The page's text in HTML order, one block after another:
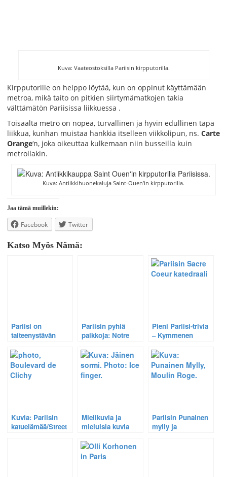
Kuva: Vaateostoksilla Pariisin kirpputorilla.
Kirpputorille on helppo löytää, kun on oppinut käyttämään
metroa, mikä taito on pitkien siirtymämatkojen takia
välttämätön Pariisissa liikkuessa .
Toisaalta metro on nopea, turvallinen ja hyvin edullinen tapa
liikkua, kunhan muistaa hankkia itselleen viikkolipun, ns. Carte
Orange‘n, joka oikeuttaa kulkemaan niin busseilla kuin
metrollakin.
Kuva: Antiikkihuonekaluja Saint-Ouen’in kirpputorilla.
Jaa tämä muillekin:
Facebook Twitter
Katso Myös Nämä:
Pariisi on
taiteenystävän
Pariisin pyhiä
paikkoja: Notre
Coeur, Père
Lachaise, Place
Vendôme.
Pieni Pariisi-trivia
– Kymmenen
Kuvia: Pariisin
katuelämää/Street
Mielikuvia ja
mieluisia kuvia
Pariisin Punainen
mylly ja